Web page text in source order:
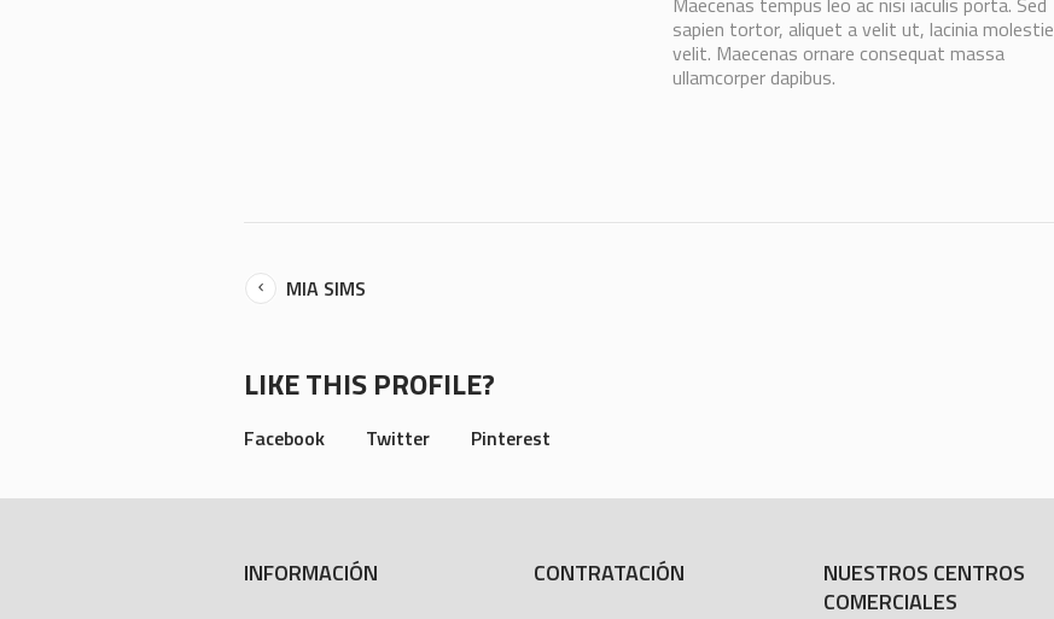
sapien tortor, aliquet a velit ut, lacinia molestie
velit. Maecenas ornare consequat massa
ullamcorper dapibus.
MIA SIMS
LIKE THIS PROFILE?
Facebook Twitter Pinterest
INFORMACIÓN CONTRATACIÓN
NUESTROS CENTROS
COMERCIALES